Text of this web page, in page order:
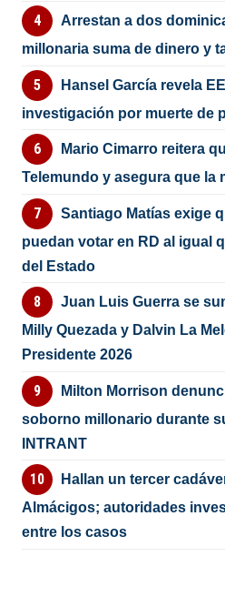
Arrestan a dos
millonaria suma de dinero y
Hansel García revela
investigación por muerte de
Mario Cimarro reitera
Telemundo y asegura que la
Santiago Matías exige
puedan votar en RD al igual
del Estado
Juan Luis Guerra se
Milly Quezada y Dalvin La
Presidente 2026
Milton Morrison
soborno millonario durante
INTRANT
Hallan un tercer
Almácigos; autoridades
entre los casos